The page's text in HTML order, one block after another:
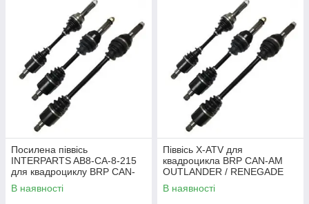
Посилена піввісь
INTERPARTS AB8-CA-8-215
для квадроциклу BRP CAN-
AM OUTLANDER/RENEGADE
G2 передня права 0
В наявності
Піввісь X-ATV для
квадроцикла BRP CAN-AM
OUTLANDER / RENEGADE
G2 передня ліва ATV-CA-8-
115 CM-8002 TRK-CA-8-
В наявності